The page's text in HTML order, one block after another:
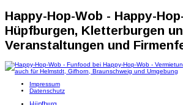
Happy-Hop-Wob - Happy-
Hüpfburgen, Kletterburgen
Veranstaltungen und
Impressum
Datenschutz